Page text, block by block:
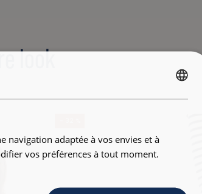
look
navigation adaptée à vos envies et à
vos préférences à tout moment.